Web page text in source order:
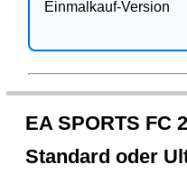
Einmalkauf-Version
EA SPORTS FC
Standard oder